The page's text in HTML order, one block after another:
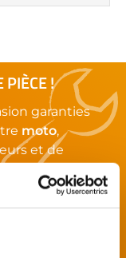
PIÈCE !
garanties
moto,
et de